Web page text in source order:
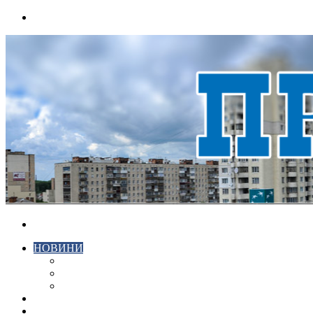
НОВИНИ